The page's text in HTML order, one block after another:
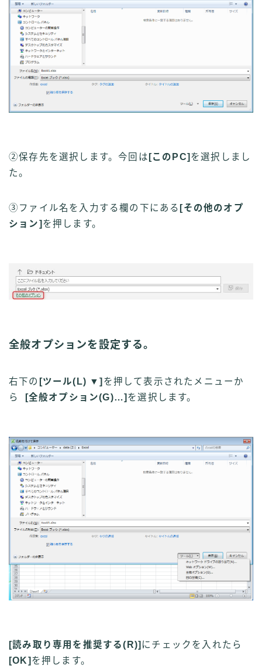
②保存先を選択します。今回は [このPC] を選択しまし
た。
③ファイル名を入力する欄の下にある [その他のオプ
ション] を押します。
全般オプションを設定する。
右下の [ツール( L) ▼] を押して表示されたメニューか
ら
[全般オプション(G)…] を選択します。
[読み取り専用を推奨する( R)] にチェックを入れたら
[OK] を押します。